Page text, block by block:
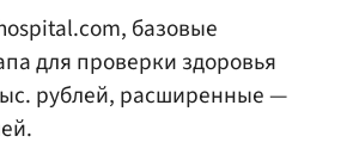
базовые
для проверки здоровья
рублей, расширенные —